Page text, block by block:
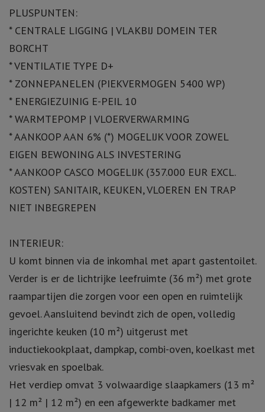
PLUSPUNTEN:
* CENTRALE LIGGING | VLAKBIJ DOMEIN TER
BORCHT
* VENTILATIE TYPE D+
* ZONNEPANELEN (PIEKVERMOGEN 5400 WP)
* ENERGIEZUINIG E-PEIL 10
* WARMTEPOMP | VLOERVERWARMING
* AANKOOP AAN 6% (*) MOGELIJK VOOR ZOWEL
EIGEN BEWONING ALS INVESTERING
* AANKOOP CASCO MOGELIJK (357.000 EUR EXCL.
KOSTEN) SANITAIR, KEUKEN, VLOEREN EN TRAP
NIET INBEGREPEN
INTERIEUR:
U komt binnen via de inkomhal met apart gastentoilet.
Verder is er de lichtrijke leefruimte (36 m²) met grote
raampartijen die zorgen voor een open en ruimtelijk
gevoel. Aansluitend bevindt zich de open, volledig
ingerichte keuken (10 m²) uitgerust met
inductiekookplaat, dampkap, combi-oven, koelkast met
vriesvak en spoelbak.
Het verdiep omvat 3 volwaardige slaapkamers (13 m²
| 12 m² | 12 m²) en een afgewerkte badkamer met